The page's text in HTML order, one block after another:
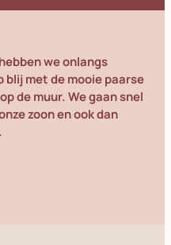
we onlangs
blij met de mooie paarse
de muur. We gaan snel
zoon en ook dan